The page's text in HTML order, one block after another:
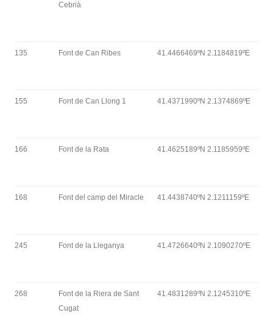
Cebrià
135 Font de Can Ribes 41.4466469ºN 2.1184819ºE
155 Font de Can Llong 1 41.4371990ºN 2.1374869ºE
166 Font de la Rata 41.4625189ºN 2.1185959ºE
168 Font del camp del Miracle 41.4438740ºN 2.1211159ºE
245 Font de la Lleganya 41.4726640ºN 2.1090270ºE
268
Font de la Riera de Sant
Cugat
41.4831289ºN 2.1245310ºE